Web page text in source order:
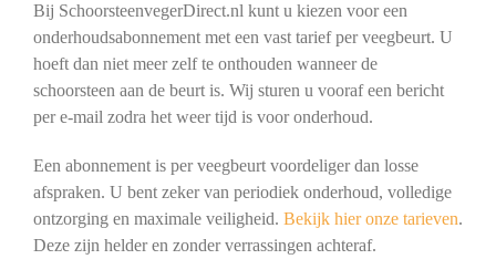
Bij SchoorsteenvegerDirect.nl kunt u kiezen voor een
onderhoudsabonnement met een vast tarief per veegbeurt. U
hoeft dan niet meer zelf te onthouden wanneer de
schoorsteen aan de beurt is. Wij sturen u vooraf een bericht
per e-mail zodra het weer tijd is voor onderhoud.
Een abonnement is per veegbeurt voordeliger dan losse
afspraken. U bent zeker van periodiek onderhoud, volledige
ontzorging en maximale veiligheid. Bekijk hier onze tarieven.
Deze zijn helder en zonder verrassingen achteraf.